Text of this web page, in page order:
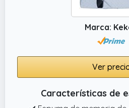
Marca:
Ver
Características de